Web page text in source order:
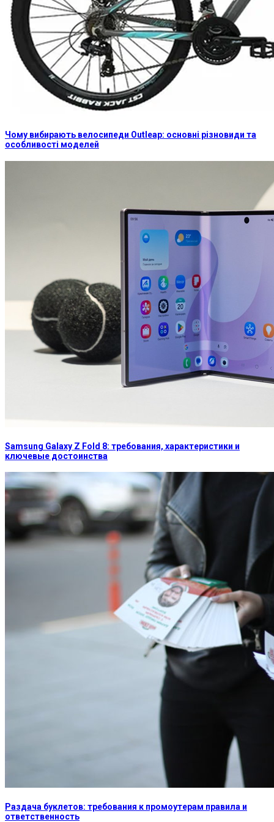
Чому вибирають велосипеди Outleap: основні різновиди та
особливості моделей
Samsung Galaxy Z Fold 8: требования, характеристики и
ключевые достоинства
Раздача буклетов: требования к промоутерам правила и
ответственность